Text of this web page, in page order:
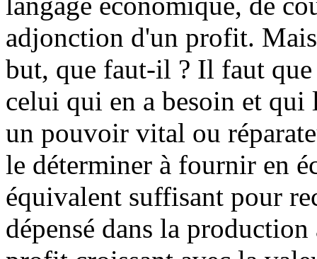
adjonction d'un profit.
but, que faut-il ? Il faut
celui qui en a besoin et qui
un pouvoir vital ou
le déterminer à fournir en
équivalent suffisant pour
dépensé dans la